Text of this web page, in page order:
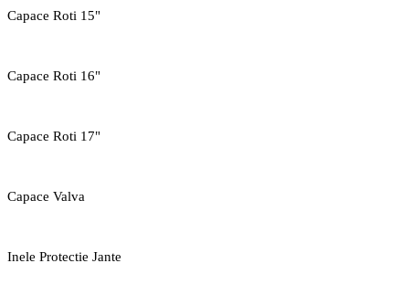
Capace Roti 15"
Capace Roti 16"
Capace Roti 17"
Capace Valva
Inele Protectie Jante